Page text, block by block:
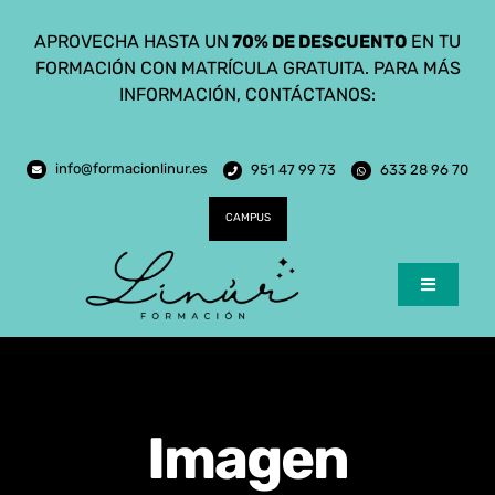
contenido
APROVECHA HASTA UN 70% DE DESCUENTO EN TU
FORMACIÓN CON MATRÍCULA GRATUITA. PARA MÁS
INFORMACIÓN, CONTÁCTANOS:
info@formacionlinur.es 951 47 99 73 633 28 96 70
CAMPUS
Toggle
Inicio
Imagen